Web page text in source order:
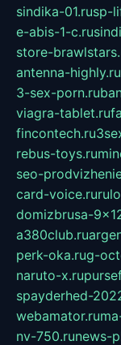
sindika-01.rusp-
e-abis-1-c.ru
store-
antenna-highly.ru
3-sex-porn.ru
viagra-tablet.ru
fincontech.ru
rebus-toys.ru
seo-
card-voice.ru
domizbrusa-
a380club.ru
perk-oka.rug-
naruto-x.ru
spayderhed-
webamator.ru
nv-750.runews-